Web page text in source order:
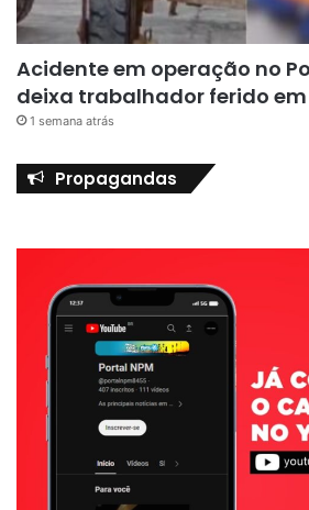
Acidente em operação no
deixa trabalhador ferido em
1 semana atrás
Propagandas